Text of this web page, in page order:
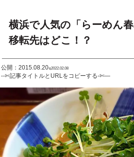
横浜で人気の「らーめん春
移転先はどこ！？
公開：2015.08.20ಇ2022.02.08
--✄記事タイトルとURLをコピーする-✄—